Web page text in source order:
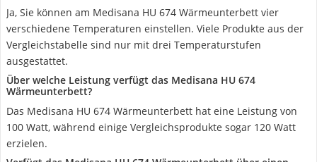
Ja, Sie können am Medisana HU 674 Wärmeunterbett vier
verschiedene Temperaturen einstellen. Viele Produkte aus der
Vergleichstabelle sind nur mit drei Temperaturstufen
ausgestattet.
Über welche Leistung verfügt das Medisana HU 674
Wärmeunterbett?
Das Medisana HU 674 Wärmeunterbett hat eine Leistung von
100 Watt, während einige Vergleichsprodukte sogar 120 Watt
erzielen.